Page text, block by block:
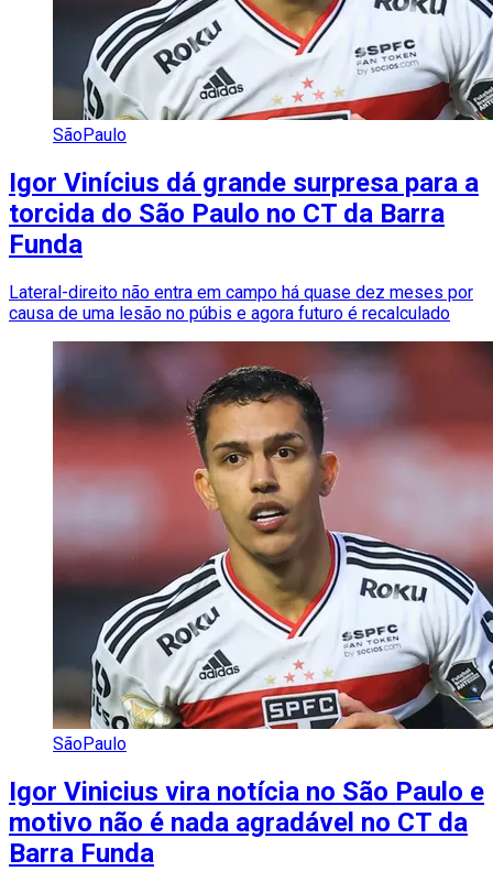
SãoPaulo
Igor Vinícius dá grande surpresa para a
torcida do São Paulo no CT da Barra
Funda
Lateral-direito não entra em campo há quase dez meses por
causa de uma lesão no púbis e agora futuro é recalculado
SãoPaulo
Igor Vinicius vira notícia no São Paulo e
motivo não é nada agradável no CT da
Barra Funda